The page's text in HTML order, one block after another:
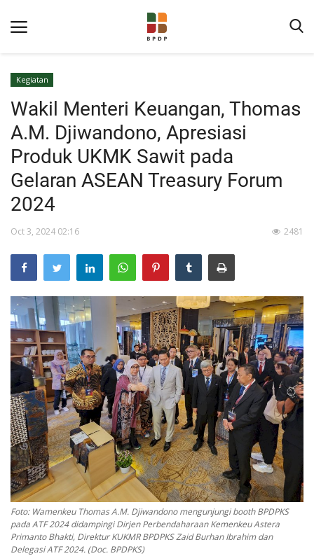
Home
Program Layanan
Berita
Pengumuman
Tentang Sawit
Riset
Hubungi Kami
Indonesia
Kegiatan
Wakil Menteri Keuangan, Thomas
A.M. Djiwandono, Apresiasi
Produk UKMK Sawit pada
Gelaran ASEAN Treasury Forum
2024
Oct 3, 2024 02:16 2481
Foto: Wamenkeu Thomas A.M. Djiwandono mengunjungi booth BPDPKS
pada ATF 2024 didampingi Dirjen Perbendaharaan Kemenkeu Astera
Primanto Bhakti, Direktur KUKMR BPDPKS Zaid Burhan Ibrahim dan
Delegasi ATF 2024. (Doc. BPDPKS)